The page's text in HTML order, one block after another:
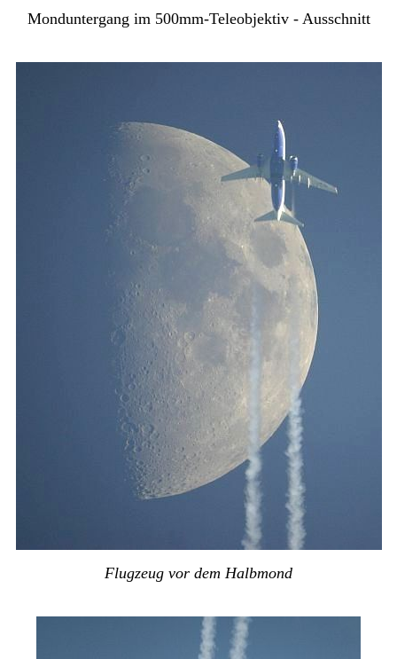
Monduntergang im 500mm-Teleobjektiv - Ausschnitt
Flugzeug vor dem Halbmond